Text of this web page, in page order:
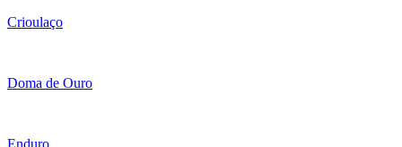
Crioulaço
Doma de Ouro
Enduro